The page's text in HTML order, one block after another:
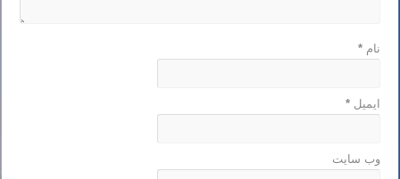
نام*
ایمیل*
وب‌ سایت